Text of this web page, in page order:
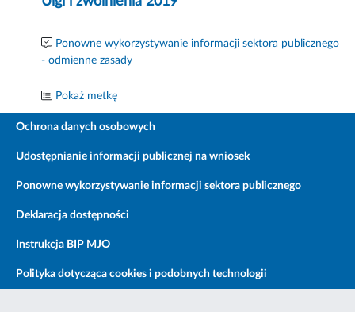
Ponowne wykorzystywanie informacji sektora publicznego
- odmienne zasady
Pokaż metkę
Ochrona danych osobowych
Udostępnianie informacji publicznej na wniosek
Ponowne wykorzystywanie informacji sektora publicznego
Deklaracja dostępności
Instrukcja BIP MJO
Polityka dotycząca cookies i podobnych technologii